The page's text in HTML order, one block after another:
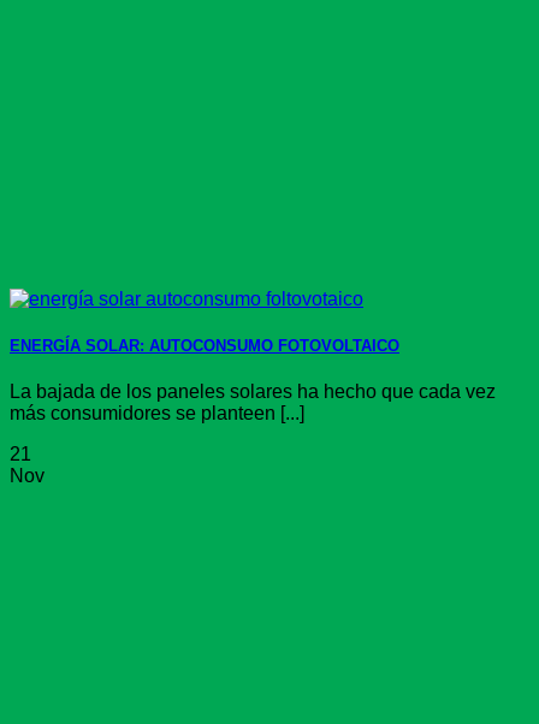
ENERGÍA SOLAR: AUTOCONSUMO FOTOVOLTAICO
La bajada de los paneles solares ha hecho que cada vez
más consumidores se planteen [...]
21
Nov